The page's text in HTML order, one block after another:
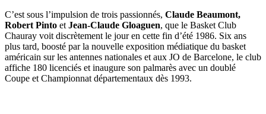
C’est sous l’impulsion de trois passionnés, Claude Beaumont,
Robert Pinto et Jean-Claude Gloaguen, que le Basket Club
Chauray voit discrètement le jour en cette fin d’été 1986. Six ans
plus tard, boosté par la nouvelle exposition médiatique du basket
américain sur les antennes nationales et aux JO de Barcelone, le club
affiche 180 licenciés et inaugure son palmarès avec un doublé
Coupe et Championnat départementaux dès 1993.